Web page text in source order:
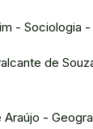
- Sociologia -
de
Araújo -